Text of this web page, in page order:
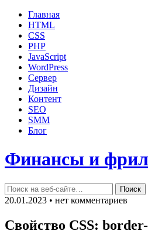
Главная
HTML
CSS
PHP
JavaScript
WordPress
Сервер
Дизайн
Контент
SEO
SMM
Блог
Финансы и
20.01.2023 • нет комментариев
Свойство CSS: